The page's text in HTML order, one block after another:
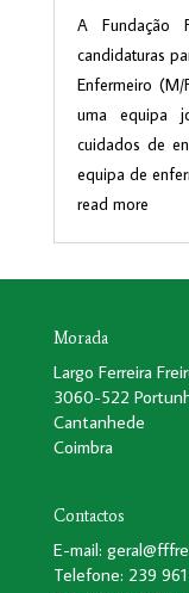
A Fundação
candidaturas
Enfermeiro
uma equipa
cuidados de
equipa de
read more
Morada
Largo Ferreira
3060-522
Cantanhede
Coimbra
Contactos
E-mail:
Telefone: 239